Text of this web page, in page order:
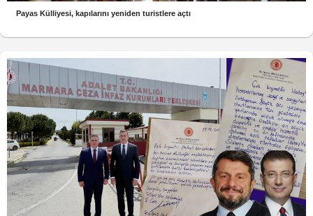
Payas Külliyesi, kapılarını yeniden turistlere açtı